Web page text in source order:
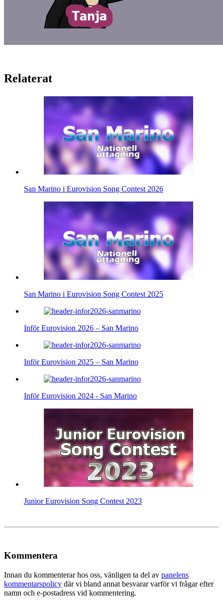
Relaterat
San Marino i Eurovision Song Contest 2026
San Marino i Eurovision Song Contest 2025
Inför Eurovision 2026 – San Marino
Inför Eurovision 2025 – San Marino
Inför Eurovision 2024 - San Marino
Junior Eurovision Song Contest 2023
Kommentera
Innan du kommenterar hos oss, vänligen ta del av panelens
kommentarspolicy där vi bland annat besvarar varför vi frågar efter
namn och e-postadress vid kommentering.